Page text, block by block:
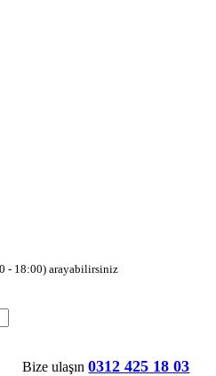
- 18:00) arayabilirsiniz
Bize ulaşın 0312 425 18 03